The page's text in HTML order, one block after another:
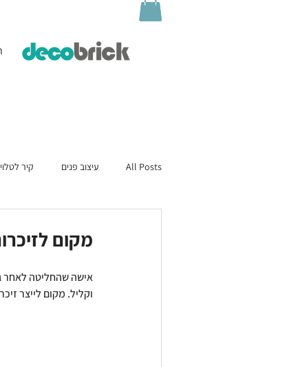
All Posts עיצוב פנים קיר
מקום
אישה שהחליטה לאחר
וקליל. מקום לייצר